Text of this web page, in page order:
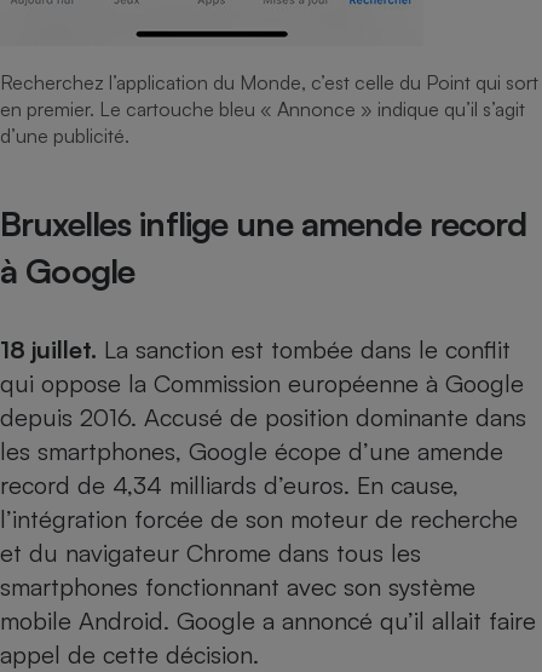
Recherchez l’application du Monde, c’est celle du Point qui sort
en premier. Le cartouche bleu « Annonce » indique qu’il s’agit
d’une publicité.
Bruxelles inflige une amende record
à Google
18 juillet. La sanction est tombée dans le conflit
qui oppose la Commission européenne à Google
depuis 2016. Accusé de position dominante dans
les smartphones, Google écope d’une amende
record de 4,34 milliards d’euros. En cause,
l’intégration forcée de son moteur de recherche
et du navigateur Chrome dans tous les
smartphones fonctionnant avec son système
mobile Android. Google a annoncé qu’il allait faire
appel de cette décision.